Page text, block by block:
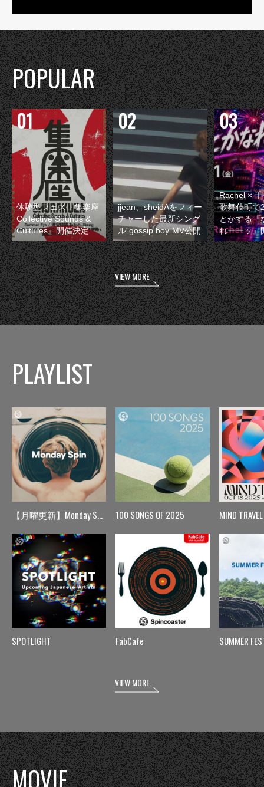
POPULAR
体験型フェス『集楽座
Collective Sounds &
Cultures』開催決定
jjean、sheidAをフィー
チャーした最新シング
ル“gossip boy”MV公開
Rachel ×
歌舞伎町で
とかする『
れーーッ』
VIEW MORE
PLAYLIST
【月曜更新】Monday Spin
SPOTLIGHT
100 SONGS OF 2025
FabCafe
MIND TRAVEL
SUMMER
VIEW MORE
MOVIE